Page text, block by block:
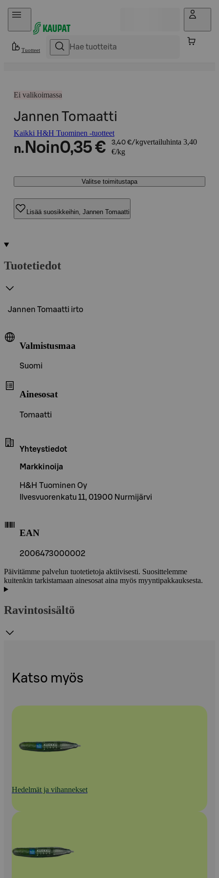
Hyppää sisältöön
Tuotteet
Ei valikoimassa
Jannen Tomaatti
Kaikki H&H Tuominen -tuotteet
n. Noin0,35 € 3,40 €/kgvertailuhinta 3,40
€/kg
Valitse toimitustapa
Lisää suosikkeihin, Jannen Tomaatti
Tuotetiedot
Jannen Tomaatti irto
Valmistusmaa
Suomi
Ainesosat
Tomaatti
Yhteystiedot
Markkinoija
H&H Tuominen Oy
Ilvesvuorenkatu 11, 01900 Nurmijärvi
EAN
2006473000002
Päivitämme palvelun tuotetietoja aktiivisesti. Suosittelemme
kuitenkin tarkistamaan ainesosat aina myös myyntipakkauksesta.
Ravintosisältö
Katso myös
Hedelmät ja vihannekset